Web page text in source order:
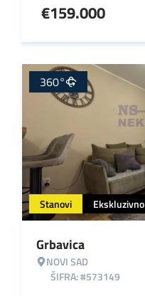
€159.000
Stanovi Ekskluzivno
360°
Grbavica
NOVI SAD
ŠIFRA: #573149